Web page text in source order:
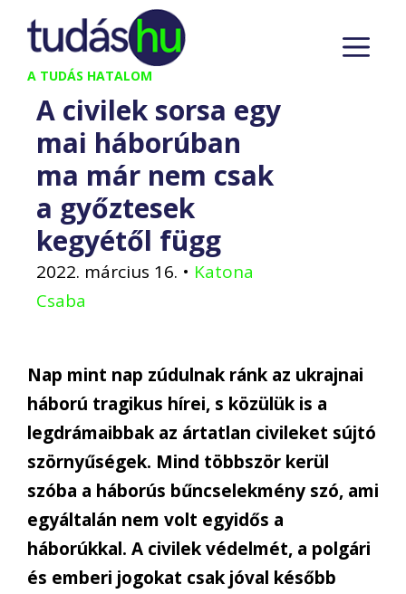
Kilépés
tartalomba
A TUDÁS HATALOM
A civilek sorsa egy
mai háborúban
ma már nem csak
a győztesek
kegyétől függ
2022. március 16. • Katona
Csaba
Nap mint nap zúdulnak ránk az ukrajnai
háború tragikus hírei, s közülük is a
legdrámaibbak az ártatlan civileket sújtó
szörnyűségek. Mind többször kerül
szóba a háborús bűncselekmény szó, ami
egyáltalán nem volt egyidős a
háborúkkal. A civilek védelmét, a polgári
és emberi jogokat csak jóval később